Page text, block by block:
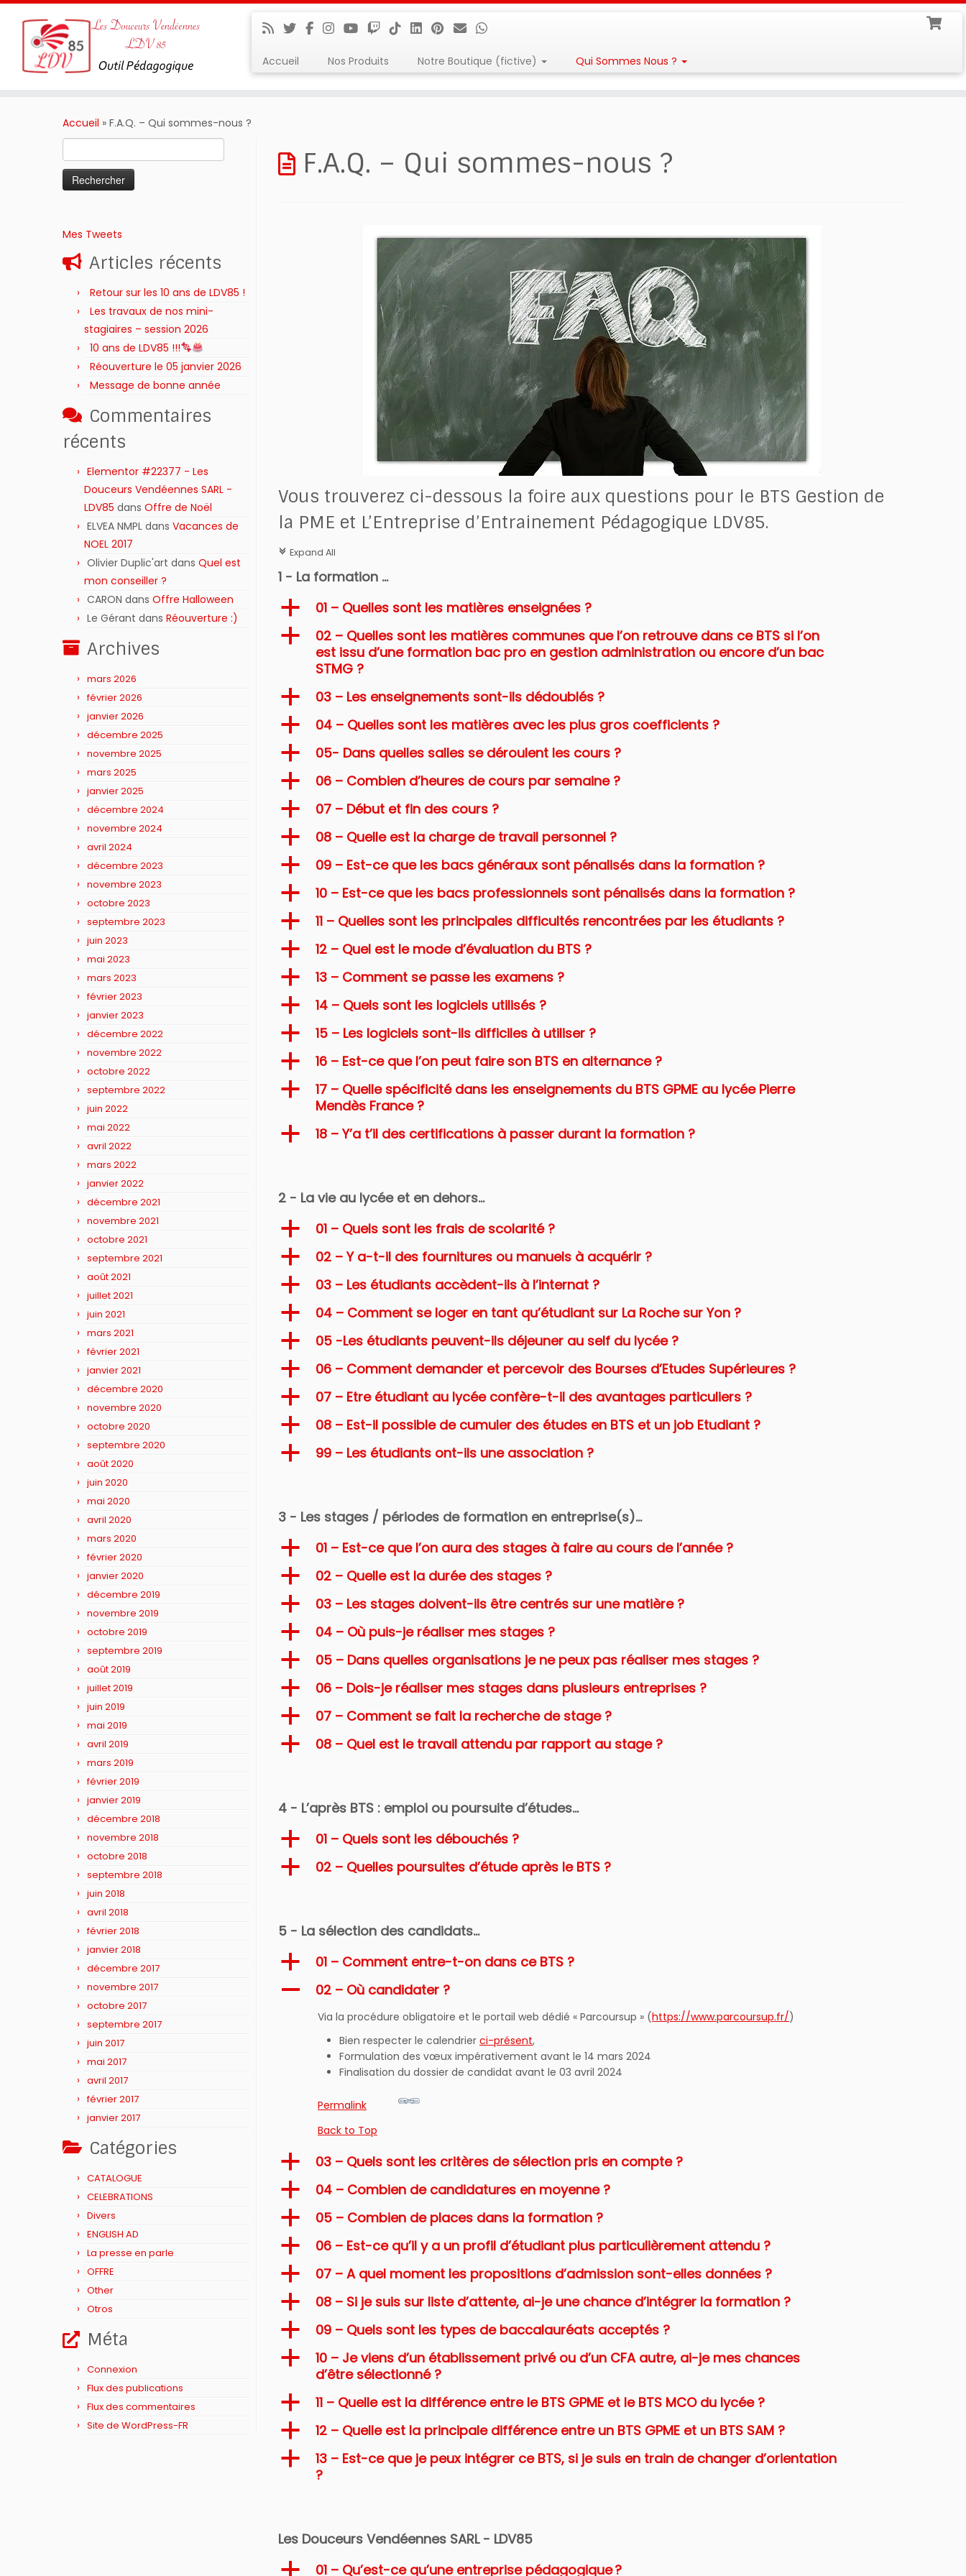
Accueil Nos Produits Notre Boutique (fictive) Qui Sommes Nous ?
Accueil » F.A.Q. – Qui sommes-nous ?
Mes Tweets
Articles récents
Retour sur les 10 ans de LDV85 !
Les travaux de nos mini-
stagiaires – session 2026 ‍‍‍‍‍
10 ans de LDV85 !!!
Réouverture le 05 janvier 2026
Message de bonne année
Commentaires
récents
Elementor #22377 - Les
Douceurs Vendéennes SARL -
LDV85 dans Offre de Noël
ELVEA NMPL dans Vacances de
NOEL 2017
Olivier Duplic'art dans Quel est
mon conseiller ?
CARON dans Offre Halloween
Le Gérant dans Réouverture :)
Archives
mars 2026
février 2026
janvier 2026
décembre 2025
novembre 2025
mars 2025
janvier 2025
décembre 2024
novembre 2024
avril 2024
décembre 2023
novembre 2023
octobre 2023
septembre 2023
juin 2023
mai 2023
mars 2023
février 2023
janvier 2023
décembre 2022
novembre 2022
octobre 2022
septembre 2022
juin 2022
mai 2022
avril 2022
mars 2022
janvier 2022
décembre 2021
novembre 2021
octobre 2021
septembre 2021
août 2021
juillet 2021
juin 2021
mars 2021
février 2021
janvier 2021
décembre 2020
novembre 2020
octobre 2020
septembre 2020
août 2020
juin 2020
mai 2020
avril 2020
mars 2020
février 2020
janvier 2020
décembre 2019
novembre 2019
octobre 2019
septembre 2019
août 2019
juillet 2019
juin 2019
mai 2019
avril 2019
mars 2019
février 2019
janvier 2019
décembre 2018
novembre 2018
octobre 2018
septembre 2018
juin 2018
avril 2018
février 2018
janvier 2018
décembre 2017
novembre 2017
octobre 2017
septembre 2017
juin 2017
mai 2017
avril 2017
février 2017
janvier 2017
Catégories
CATALOGUE
CELEBRATIONS
Divers
ENGLISH AD
La presse en parle
OFFRE
Other
Otros
Méta
Connexion
Flux des publications
Flux des commentaires
Site de WordPress-FR
F.A.Q. – Qui sommes-nous ?
Vous trouverez ci-dessous la foire aux questions pour le BTS Gestion de
la PME et L’Entreprise d’Entrainement Pédagogique LDV85.
c Expand All
1 - La formation ...
a 01 – Quelles sont les matières enseignées ?
a
02 – Quelles sont les matières communes que l’on retrouve dans ce BTS si l’on
est issu d’une formation bac pro en gestion administration ou encore d’un bac
STMG ?
a 03 – Les enseignements sont-ils dédoublés ?
a 04 – Quelles sont les matières avec les plus gros coefficients ?
a 05- Dans quelles salles se déroulent les cours ?
a 06 – Combien d’heures de cours par semaine ?
a 07 – Début et fin des cours ?
a 08 – Quelle est la charge de travail personnel ?
a 09 – Est-ce que les bacs généraux sont pénalisés dans la formation ?
a 10 – Est-ce que les bacs professionnels sont pénalisés dans la formation ?
a 11 – Quelles sont les principales difficultés rencontrées par les étudiants ?
a 12 – Quel est le mode d’évaluation du BTS ?
a 13 – Comment se passe les examens ?
a 14 – Quels sont les logiciels utilisés ?
a 15 – Les logiciels sont-ils difficiles à utiliser ?
a 16 – Est-ce que l’on peut faire son BTS en alternance ?
a
17 – Quelle spécificité dans les enseignements du BTS GPME au lycée Pierre
Mendès France ?
a 18 – Y’a t’il des certifications à passer durant la formation ?
2 - La vie au lycée et en dehors…
a 01 – Quels sont les frais de scolarité ?
a 02 – Y a-t-il des fournitures ou manuels à acquérir ?
a 03 – Les étudiants accèdent-ils à l’internat ?
a 04 – Comment se loger en tant qu’étudiant sur La Roche sur Yon ?
a 05 -Les étudiants peuvent-ils déjeuner au self du lycée ?
a 06 – Comment demander et percevoir des Bourses d’Etudes Supérieures ?
a 07 – Etre étudiant au lycée confère-t-il des avantages particuliers ?
a 08 – Est-il possible de cumuler des études en BTS et un job Etudiant ?
a 99 – Les étudiants ont-ils une association ?
3 - Les stages / périodes de formation en entreprise(s)…
a 01 – Est-ce que l’on aura des stages à faire au cours de l’année ?
a 02 – Quelle est la durée des stages ?
a 03 – Les stages doivent-ils être centrés sur une matière ?
a 04 – Où puis-je réaliser mes stages ?
a 05 – Dans quelles organisations je ne peux pas réaliser mes stages ?
a 06 – Dois-je réaliser mes stages dans plusieurs entreprises ?
a 07 – Comment se fait la recherche de stage ?
a 08 – Quel est le travail attendu par rapport au stage ?
4 - L’après BTS : emploi ou poursuite d’études…
a 01 – Quels sont les débouchés ?
a 02 – Quelles poursuites d’étude après le BTS ?
5 - La sélection des candidats…
a 01 – Comment entre-t-on dans ce BTS ?
A 02 – Où candidater ?
Via la procédure obligatoire et le portail web dédié « Parcoursup » (https://www.parcoursup.fr/)
Bien respecter le calendrier ci-présent,
Formulation des vœux impérativement avant le 14 mars 2024
Finalisation du dossier de candidat avant le 03 avril 2024
Permalink
Back to Top
a 03 – Quels sont les critères de sélection pris en compte ?
a 04 – Combien de candidatures en moyenne ?
a 05 – Combien de places dans la formation ?
a 06 – Est-ce qu’il y a un profil d’étudiant plus particulièrement attendu ?
a 07 – A quel moment les propositions d’admission sont-elles données ?
a 08 – Si je suis sur liste d’attente, ai-je une chance d’intégrer la formation ?
a 09 – Quels sont les types de baccalauréats acceptés ?
a
10 – Je viens d’un établissement privé ou d’un CFA autre, ai-je mes chances
d’être sélectionné ?
a 11 – Quelle est la différence entre le BTS GPME et le BTS MCO du lycée ?
a 12 – Quelle est la principale différence entre un BTS GPME et un BTS SAM ?
a
13 – Est-ce que je peux intégrer ce BTS, si je suis en train de changer d’orientation
?
Les Douceurs Vendéennes SARL - LDV85
a 01 – Qu’est-ce qu’une entreprise pédagogique ?